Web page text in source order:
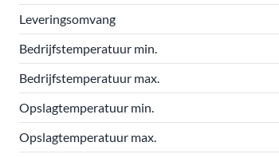
Leveringsomvang
Bedrijfstemperatuur min.
Bedrijfstemperatuur max.
Opslagtemperatuur min.
Opslagtemperatuur max.